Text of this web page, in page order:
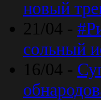
новый
21/04 -
сольный
16/04 -